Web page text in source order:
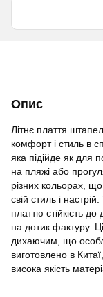
Опис
Літнє плаття
комфорт і стиль в
яка підійде як для
на пляжі або
різних кольорах, що
свій стиль і
платтю стійкість
на дотик фактуру.
дихаючим, що
виготовлено в
висока якість